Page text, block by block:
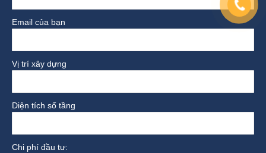
Email của bạn
Vị trí xây dựng
Diện tích số tầng
Chi phí đầu tư: